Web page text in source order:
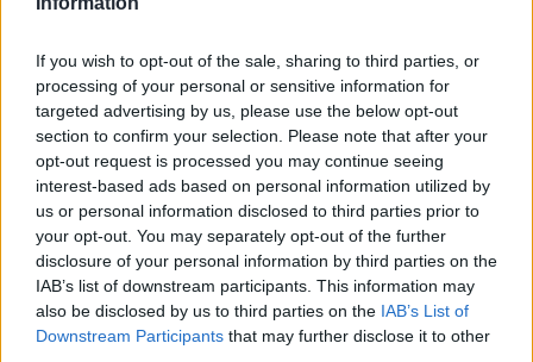
If you wish to opt-out of the sale, sharing to third parties, or
processing of your personal or sensitive information for
targeted advertising by us, please use the below opt-out
section to confirm your selection. Please note that after your
opt-out request is processed you may continue seeing
interest-based ads based on personal information utilized by
us or personal information disclosed to third parties prior to
your opt-out. You may separately opt-out of the further
disclosure of your personal information by third parties on the
IAB’s list of downstream participants. This information may
also be disclosed by us to third parties on the IAB’s List of
Downstream Participants that may further disclose it to other
Feste
Kinderheim